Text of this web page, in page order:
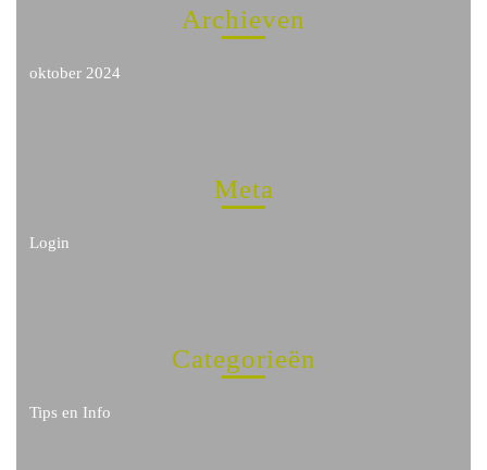
Archieven
oktober 2024
Meta
Login
Categorieën
Tips en Info